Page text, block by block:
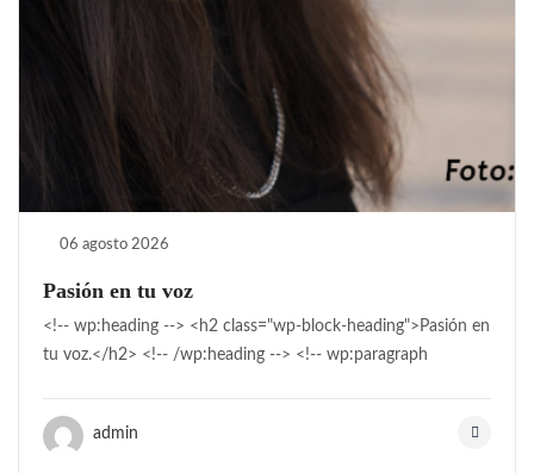
06 agosto 2026
Pasión en tu voz
<!-- wp:heading --> <h2 class="wp-block-heading">Pasión en
tu voz.</h2> <!-- /wp:heading --> <!-- wp:paragraph
admin